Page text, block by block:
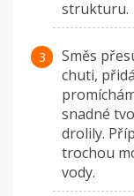
strukturu.
Směs
chuti,
snadné
drolily.
trochou
vody.